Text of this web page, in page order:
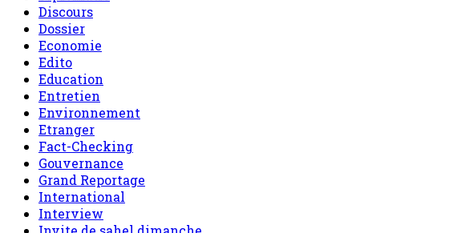
Discours
Dossier
Economie
Edito
Education
Entretien
Environnement
Etranger
Fact-Checking
Gouvernance
Grand Reportage
International
Interview